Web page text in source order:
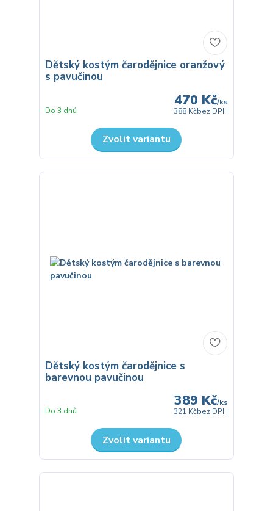
Dětský kostým čarodějnice oranžový
s pavučinou
470 Kč/ks
388 Kčbez DPH
Do 3 dnů
Zvolit variantu
Dětský kostým čarodějnice s
barevnou pavučinou
389 Kč/ks
321 Kčbez DPH
Do 3 dnů
Zvolit variantu